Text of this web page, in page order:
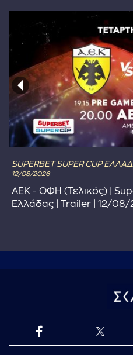
SUPERBET SUPER CUP
12/08/2026
ΑΕΚ - ΟΦΗ (Τελικός) |
Ελλάδας | Trailer | 12/08/